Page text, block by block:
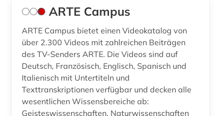
giacomo (1)
giovanni (1)
grammatik (9)
griechisch (2)
ARTE Campus
ARTE Campus bietet einen Videokatalog von
über 2.300 Videos mit zahlreichen Beiträgen
des TV-Senders ARTE. Die Videos sind auf
Deutsch, Französisch, Englisch, Spanisch und
Italienisch mit Untertiteln und
Texttranskriptionen verfügbar und decken alle
wesentlichen Wissensbereiche ab:
Geisteswissenschaften, Naturwissenschaften